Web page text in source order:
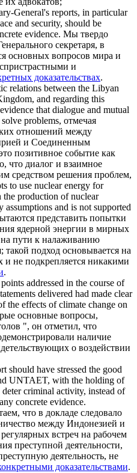
General's reports, in particular
and security, should be
evidence. Мы твердо
секретаря, в
основных вопросов мира и
и
доказательствах.
relations between the Libyan
and regarding this
that dialogue and mutual
problems, отмечая
отношений между
и Соединенным
позитивное событие как
что диалог и взаимное
средством решения проблем,
to use nuclear energy for
the production of nuclear
assumptions and is not supported
представить попытки
ядерной энергии в мирных
на пути к налаживанию
такой подход основывается на
не подкрепляется никакими
.
addressed in the course of
delivered had made clear
the effects of climate change on
основные вопросы,
", он отметил, что
наличие
о воздействии
should have stressed the good
UNTAET, with the holding of
criminal activity, instead of
concrete evidence.
что в докладе следовало
между Индонезией и
встреч на рабочем
преступной деятельности,
деятельность, не
доказательствами.